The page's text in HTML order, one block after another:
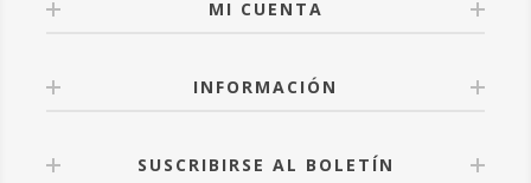
MI CUENTA
INFORMACIÓN
SUSCRIBIRSE AL BOLETÍN